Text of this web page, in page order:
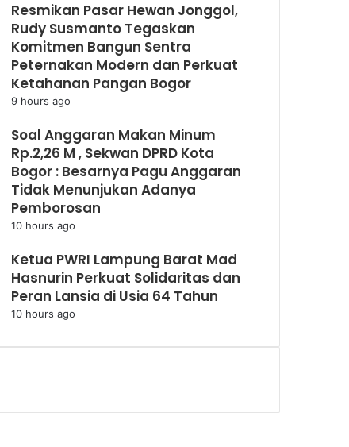
Resmikan Pasar Hewan Jonggol,
Rudy Susmanto Tegaskan
Komitmen Bangun Sentra
Peternakan Modern dan Perkuat
Ketahanan Pangan Bogor
9 hours ago
Soal Anggaran Makan Minum
Rp.2,26 M , Sekwan DPRD Kota
Bogor : Besarnya Pagu Anggaran
Tidak Menunjukan Adanya
Pemborosan
10 hours ago
Ketua PWRI Lampung Barat Mad
Hasnurin Perkuat Solidaritas dan
Peran Lansia di Usia 64 Tahun
10 hours ago